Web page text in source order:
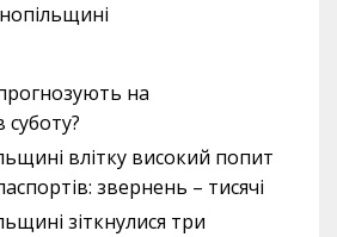
на
влітку високий попит
звернень – тисячі
зіткнулися три